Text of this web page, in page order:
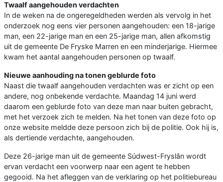
Twaalf aangehouden verdachten
In de weken na de ongeregeldheden werden als vervolg in het
onderzoek nog eens vier personen aangehouden: een 18-jarige
man, een 22-jarige man en een 25-jarige man, allen afkomstig
uit de gemeente De Fryske Marren en een minderjarige. Hiermee
kwam het aantal aangehouden personen op twaalf.
Nieuwe aanhouding na tonen geblurde foto
Naast die twaalf aangehouden verdachten was er zicht op een
andere, nog onbekende verdachte. Maandag 14 juni werd
daarom een geblurde foto van deze man naar buiten gebracht,
met het verzoek zich te melden. Na het tonen van deze foto op
onze website meldde deze persoon zich bij de politie. Ook hij is,
als dertiende verdachte, aangehouden.
Deze 26-jarige man uit de gemeente Súdwest-Fryslân wordt
ervan verdacht een voorwerp naar een agent te hebben
gegooid. Na het afleggen van de verklaring op het politiebureau